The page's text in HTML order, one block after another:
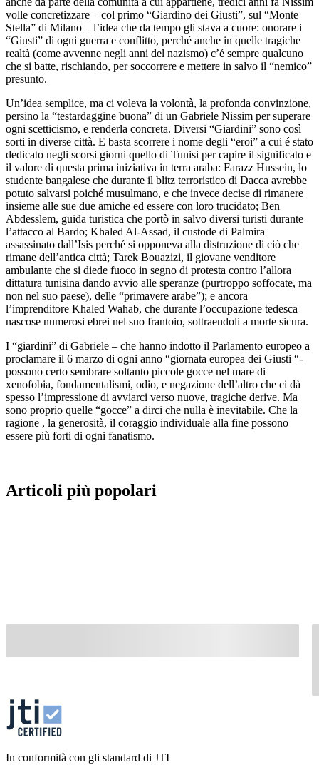
volle concretizzare – col primo “Giardino dei Giusti”, sul “Monte
Stella” di Milano – l’idea che da tempo gli stava a cuore: onorare i
“Giusti” di ogni guerra e conflitto, perché anche in quelle tragiche
realtà (come avvenne negli anni del nazismo) c’é sempre qualcuno
che si batte, rischiando, per soccorrere e mettere in salvo il “nemico”
presunto.
Un’idea semplice, ma ci voleva la volontà, la profonda convinzione,
persino la “testardaggine buona” di un Gabriele Nissim per superare
ogni scetticismo, e renderla concreta. Diversi “Giardini” sono così
sorti in diverse città. E basta scorrere i nome degli “eroi” a cui é stato
dedicato negli scorsi giorni quello di Tunisi per capire il significato e
il valore di questa prima iniziativa in terra araba: Farazz Hussein, lo
studente bangalese che durante il blitz terroristico di Dacca avrebbe
potuto salvarsi poiché musulmano, e che invece decise di rimanere
insieme alle sue due amiche ed essere con loro trucidato; Ben
Abdesslem, guida turistica che portò in salvo diversi turisti durante
l’attacco al Bardo; Khaled Al-Assad, il custode di Palmira
assassinato dall’Isis perché si opponeva alla distruzione di ciò che
rimane dell’antica città; Tarek Bouazizi, il giovane venditore
ambulante che si diede fuoco in segno di protesta contro l’allora
dittatura tunisina dando avvio alle speranze (purtroppo soffocate, ma
non nel suo paese), delle “primavere arabe”); e ancora
l’imprenditore Khaled Wahab, che durante l’occupazione tedesca
nascose numerosi ebrei nel suo frantoio, sottraendoli a morte sicura.
I “giardini” di Gabriele – che hanno indotto il Parlamento europeo a
proclamare il 6 marzo di ogni anno “giornata europea dei Giusti “-
possono certo sembrare soltanto piccole gocce nel mare di
xenofobia, fondamentalismi, odio, e negazione dell’altro che ci dà
spesso l’impressione di avviarci verso nuove, tragiche derive. Ma
sono proprio quelle “gocce” a dirci che nulla è inevitabile. Che la
ragione , la generosità, il coraggio individuale alla fine possono
essere più forti di ogni fanatismo.
Articoli più popolari
In conformità con gli standard di JTI